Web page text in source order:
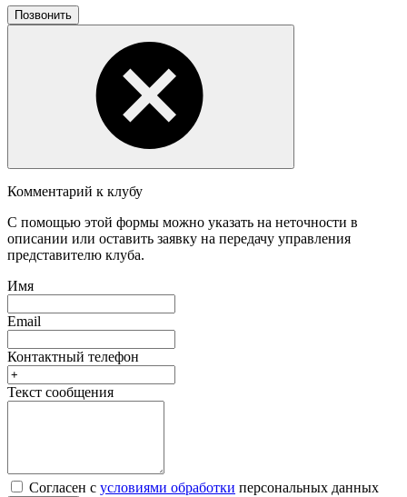
Позвонить
Комментарий к клубу
С помощью этой формы можно указать на неточности в
описании или оставить заявку на передачу управления
представителю клуба.
Имя
Email
Контактный телефон
Текст сообщения
Согласен с условиями обработки персональных данных